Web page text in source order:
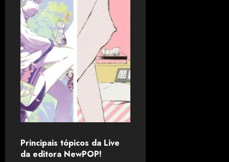
Principais tópicos da Live
da editora NewPOP!